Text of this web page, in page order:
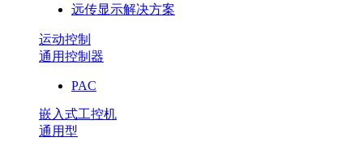
远传显示解决方案
运动控制
通用控制器
PAC
嵌入式工控机
通用型